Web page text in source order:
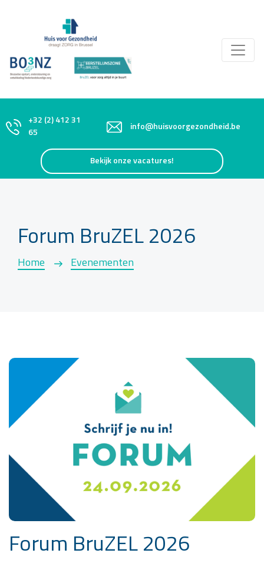
+32 (2) 412 31
65
info@huisvoorgezondheid.be
Bekijk onze vacatures!
Forum BruZEL 2026
Home Evenementen
Forum BruZEL 2026